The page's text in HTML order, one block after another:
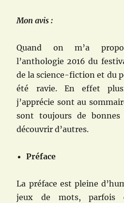
Mon avis :
Quand on m’a
l’anthologie 2016 du
de la science-fiction et du
été ravie. En effet
j’apprécie sont au
sont toujours de bonnes
découvrir d’autres.
Préface
La préface est pleine
jeux de mots, parfois